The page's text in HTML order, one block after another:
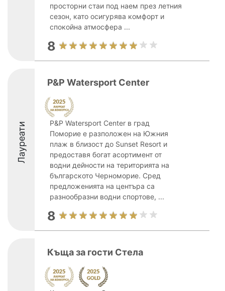
просторни стаи под наем през летния
сезон, като осигурява комфорт и
спокойна атмосфера ...
8
Лауреати
P&P Watersport Center
P&P Watersport Center в град
Поморие е разположен на Южния
плаж в близост до Sunset Resort и
предоставя богат асортимент от
водни дейности на територията на
българското Черноморие. Сред
предложенията на центъра са
разнообразни водни спортове, ...
8
Къща за гости Стела